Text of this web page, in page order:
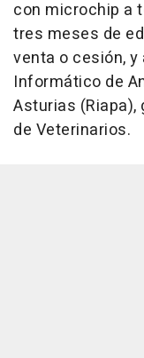
con microchip a
tres meses de
venta o cesión,
Informático de
Asturias (Riapa),
de Veterinarios.